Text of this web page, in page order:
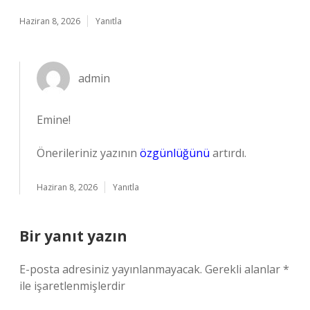
Haziran 8, 2026 Yanıtla
admin
Emine!
Önerileriniz yazının özgünlüğünü artırdı.
Haziran 8, 2026 Yanıtla
Bir yanıt yazın
E-posta adresiniz yayınlanmayacak. Gerekli alanlar*
ile işaretlenmişlerdir